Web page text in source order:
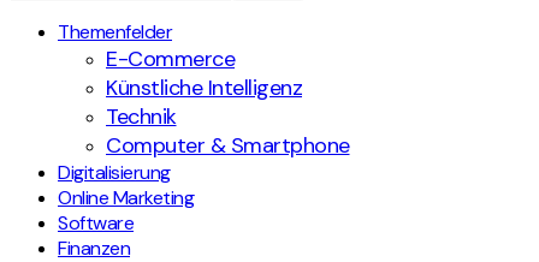
Themenfelder
E-Commerce
Künstliche Intelligenz
Technik
Computer & Smartphone
Digitalisierung
Online Marketing
Software
Finanzen